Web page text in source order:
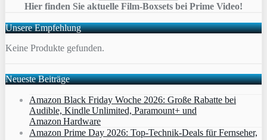
Hier finden Sie aktuelle Film-Boxsets bei Prime Video!
Unsere Empfehlung
Keine Produkte gefunden.
Neueste Beiträge
Amazon Black Friday Woche 2026: Große Rabatte bei
Audible, Kindle Unlimited, Paramount+ und
Amazon Hardware
Amazon Prime Day 2026: Top-Technik-Deals für Fernseher,